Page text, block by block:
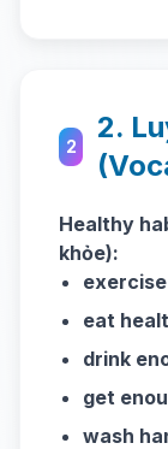
2
2.
Healthy
khỏe):
eat
drink
get
wash